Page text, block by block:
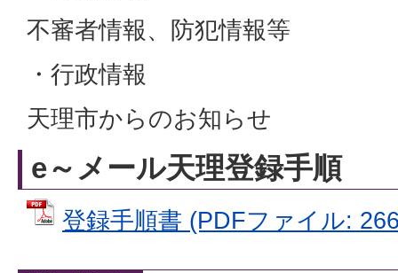
不審者情報、防犯情報等
・行政情報
天理市からのお知らせ
e～メール天理登録手順
登録手順書 (PDFファイル: